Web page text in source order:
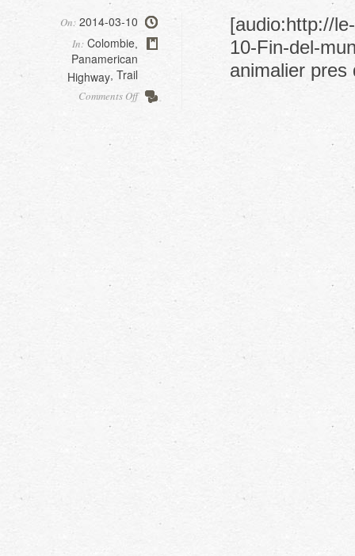
On: 2014-03-10
In: Colombie
Panamerican
Highway Trail
Comments Offon
[audio:http://
10-Fin-del-
animalier pres